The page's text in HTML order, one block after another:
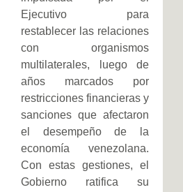
Ejecutivo para
restablecer las relaciones
con organismos
multilaterales, luego de
años marcados por
restricciones financieras y
sanciones que afectaron
el desempeño de la
economía venezolana.
Con estas gestiones, el
Gobierno ratifica su